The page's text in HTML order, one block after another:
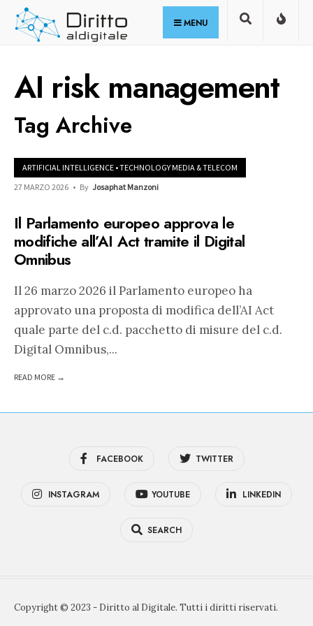
Skip
MENU
AI risk management
Tag Archive
ARTIFICIAL INTELLIGENCE •TECHNOLOGY MEDIA & TELECOM
27 MARZO 2026 • By Josaphat Manzoni
Il Parlamento europeo approva le
modifiche all’AI Act tramite il Digital
Omnibus
Il 26 marzo 2026 il Parlamento europeo ha
approvato una proposta di modifica dell’AI Act
quale parte del c.d. pacchetto di misure del c.d.
Digital Omnibus,...
READ MORE →
FACEBOOK TWITTER
INSTAGRAM YOUTUBE LINKEDIN
SEARCH
Copyright © 2023 - Diritto al Digitale. Tutti i diritti riservati.